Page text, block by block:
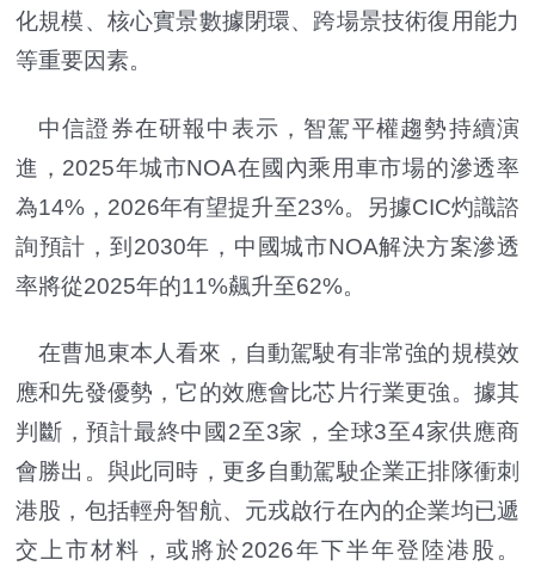
化規模、核心實景數據閉環、跨場景技術復用能力
等重要因素。
中信證券在研報中表示，智駕平權趨勢持續演
進，2025年城市NOA在國內乘用車市場的滲透率
為14%，2026年有望提升至23%。另據CIC灼識諮
詢預計，到2030年，中國城市NOA解決方案滲透
率將從2025年的11%飆升至62%。
在曹旭東本人看來，自動駕駛有非常強的規模效
應和先發優勢，它的效應會比芯片行業更強。據其
判斷，預計最終中國2至3家，全球3至4家供應商
會勝出。與此同時，更多自動駕駛企業正排隊衝刺
港股，包括輕舟智航、元戎啟行在內的企業均已遞
交上市材料，或將於2026年下半年登陸港股。